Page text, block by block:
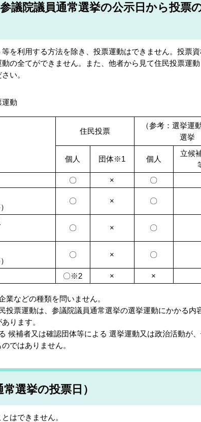
議院議員通常選挙の公示日から投票の
を利用する方法を除き、投票運動はできません。投票
動の全てができません。また、他者から見て住民投票運
い。
運動
住民投票
（参考：選挙運
選挙
個人 団体※1 個人
立候
〇 × 〇
〇 × 〇
〇 × 〇
〇 × 〇
〇※2 × ×
などの種類を問いません。
票運動は、参議院議員通常選挙の選挙運動にかかる内
ります。
補者又は確認団体等による 選挙運動又は政治活動が
ではありません。
選挙の投票日）
はできません。